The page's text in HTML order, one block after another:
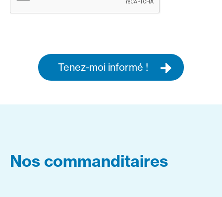
Tenez-moi informé !
Nos commanditaires